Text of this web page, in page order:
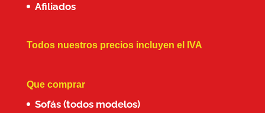
Afiliados
Todos nuestros precios incluyen el IVA
Que comprar
Sofás (todos modelos)